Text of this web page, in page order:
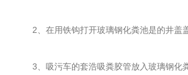
2、在用铁钩打开玻璃钢化粪池是的井盖
3、吸污车的套浩吸粪胶管放入玻璃钢化